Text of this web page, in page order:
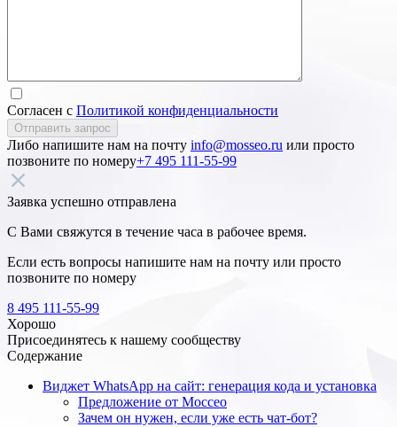
Согласен с Политикой конфиденциальности
Отправить запрос
Либо напишите нам на почту info@mosseo.ru или просто
позвоните по номеру+7 495 111-55-99
Заявка успешно отправлена
С Вами свяжутся в течение часа в рабочее время.
Если есть вопросы напишите нам на почту или просто
позвоните по номеру
8 495 111-55-99
Хорошо
Присоединятесь к нашему сообществу
Содержание
Виджет WhatsApp на сайт: генерация кода и установка
Предложение от Моссео
Зачем он нужен, если уже есть чат-бот?